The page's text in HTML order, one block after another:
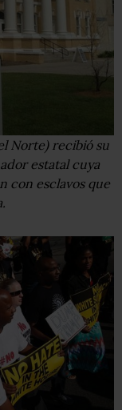
Norte) recibió su
estatal cuya
con esclavos que